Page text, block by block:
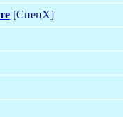
[СпецХ]